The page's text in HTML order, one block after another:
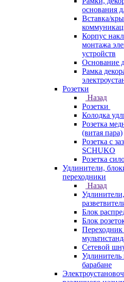
основания
Вставка/
Корпус
монтажа
устройств
Основание
Рамка
Розетки
Назад
Розетки
Колодка
Розетка
(витая пара)
Розетка с
SCHUKO
Розетка
Удлинители,
переходники
Назад
Блок
Блок
Переходник
Сетевой
Удлинитель
барабане